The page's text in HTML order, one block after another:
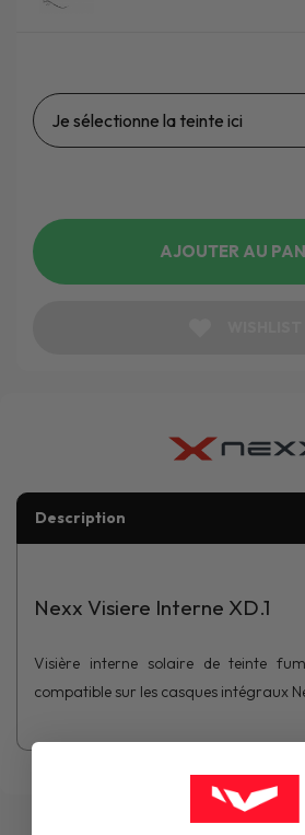
Je sélectionne la teinte ici
AJOUTER AU
Description
Nexx Visiere Interne XD.1
Visière interne solaire de teinte
compatible sur les casques intégraux